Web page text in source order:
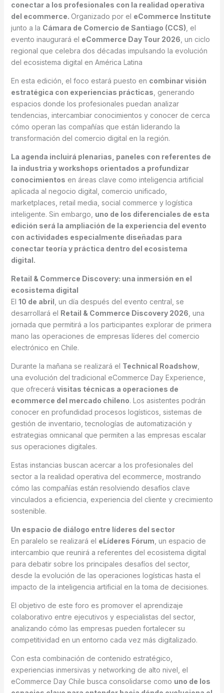
conectar a los profesionales con la realidad operativa
del ecommerce. Organizado por el eCommerce Institute
junto a la Cámara de Comercio de Santiago (CCS) , el
evento inaugurará el eCommerce Day Tour 2026 , un ciclo
regional que celebra dos décadas impulsando la evolución
del ecosistema digital en América Latina
En esta edición, el foco estará puesto en combinar visión
estratégica con experiencias prácticas , generando
espacios donde los profesionales puedan analizar
tendencias, intercambiar conocimientos y conocer de cerca
cómo operan las compañías que están liderando la
transformación del comercio digital en la región.
La agenda incluirá plenarias, paneles con referentes de
la industria y workshops orientados a profundizar
conocimientos en áreas clave como inteligencia artificial
aplicada al negocio digital, comercio unificado,
marketplaces, retail media, social commerce y logística
inteligente. Sin embargo, uno de los diferenciales de esta
edición será la ampliación de la experiencia del evento
con actividades especialmente diseñadas para
conectar teoría y práctica dentro del ecosistema
digital.
Retail & Commerce Discovery: una inmersión en el
ecosistema digital
El 10 de abril , un día después del evento central, se
desarrollará el Retail & Commerce Discovery 2026 , una
jornada que permitirá a los participantes explorar de primera
mano las operaciones de empresas líderes del comercio
electrónico en Chile.
Durante la mañana se realizará el Technical Roadshow,
una evolución del tradicional eCommerce Day Experience,
que ofrecerá visitas técnicas a operaciones de
ecommerce del mercado chileno. Los asistentes podrán
conocer en profundidad procesos logísticos, sistemas de
gestión de inventario, tecnologías de automatización y
estrategias omnicanal que permiten a las empresas escalar
sus operaciones digitales.
Estas instancias buscan acercar a los profesionales del
sector a la realidad operativa del ecommerce, mostrando
cómo las compañías están resolviendo desafíos clave
vinculados a eficiencia, experiencia del cliente y crecimiento
sostenible.
Un espacio de diálogo entre líderes del sector
En paralelo se realizará el eLíderes Fórum , un espacio de
intercambio que reunirá a referentes del ecosistema digital
para debatir sobre los principales desafíos del sector,
desde la evolución de las operaciones logísticas hasta el
impacto de la inteligencia artificial en la toma de decisiones.
El objetivo de este foro es promover el aprendizaje
colaborativo entre ejecutivos y especialistas del sector,
analizando cómo las empresas pueden fortalecer su
competitividad en un entorno cada vez más digitalizado.
Con esta combinación de contenido estratégico,
experiencias inmersivas y networking de alto nivel, el
eCommerce Day Chile busca consolidarse como uno de los